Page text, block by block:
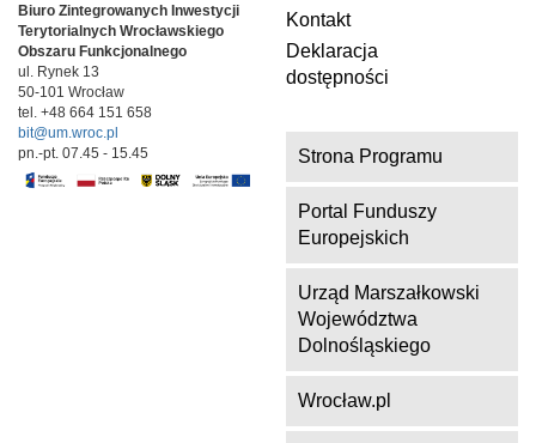
Biuro Zintegrowanych Inwestycji
Terytorialnych Wrocławskiego
Obszaru Funkcjonalnego
ul. Rynek 13
50-101 Wrocław
tel. +48 664 151 658
bit@um.wroc.pl
pn.-pt. 07.45 - 15.45
Kontakt
Deklaracja
dostępności
Strona Programu
Portal Funduszy
Europejskich
Urząd Marszałkowski
Województwa
Dolnośląskiego
Wrocław.pl